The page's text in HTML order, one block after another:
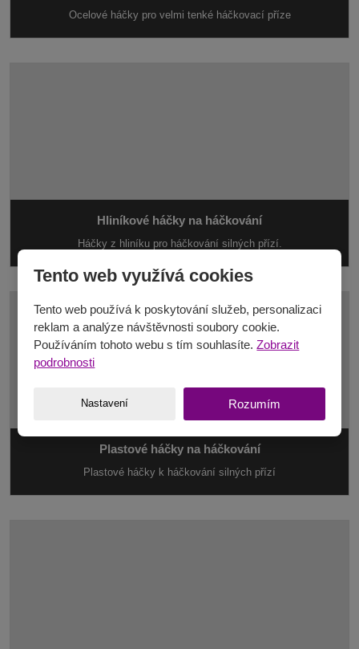
Ocelové háčky pro velmi tenké háčkovací příze
Hliníkové háčky na háčkování
Háčky z hliníku pro háčkování silných přízí.
Plastové háčky na háčkování
Plastové háčky k háčkování silných přízí
Tento web využívá cookies
Tento web používá k poskytování služeb, personalizaci
reklam a analýze návštěvnosti soubory cookie.
Používáním tohoto webu s tím souhlasíte.Zobrazit
podrobnosti
Nastavení Rozumím